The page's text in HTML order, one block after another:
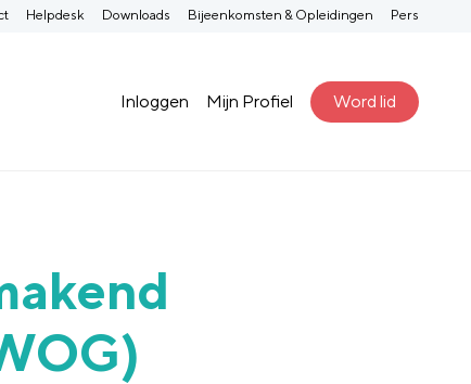
Inloggen Mijn Profiel Word lid
Helpdesk Downloads Bijeenkomsten & Opleidingen Pers